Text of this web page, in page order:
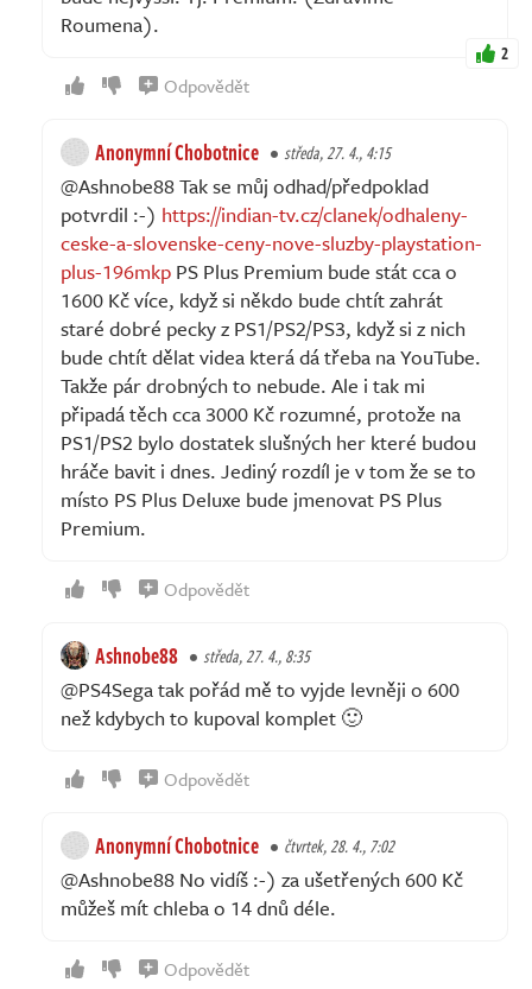
Roumena).
2
Odpovědět
Anonymní Chobotnice středa, 27. 4., 4:15
@Ashnobe88 Tak se můj odhad/předpoklad
potvrdil :-) https://indian-tv.cz/clanek/odhaleny-
ceske-a-slovenske-ceny-nove-sluzby-playstation-
plus-196mkp PS Plus Premium bude stát cca o
1600 Kč více, když si někdo bude chtít zahrát
staré dobré pecky z PS1/PS2/PS3, když si z nich
bude chtít dělat videa která dá třeba na YouTube.
Takže pár drobných to nebude. Ale i tak mi
připadá těch cca 3000 Kč rozumné, protože na
PS1/PS2 bylo dostatek slušných her které budou
hráče bavit i dnes. Jediný rozdíl je v tom že se to
místo PS Plus Deluxe bude jmenovat PS Plus
Premium.
Odpovědět
Ashnobe88 středa, 27. 4., 8:35
@PS4Sega tak pořád mě to vyjde levněji o 600
než kdybych to kupoval komplet 🙂
Odpovědět
Anonymní Chobotnice čtvrtek, 28. 4., 7:02
@Ashnobe88 No vidíš :-) za ušetřených 600 Kč
můžeš mít chleba o 14 dnů déle.
Odpovědět